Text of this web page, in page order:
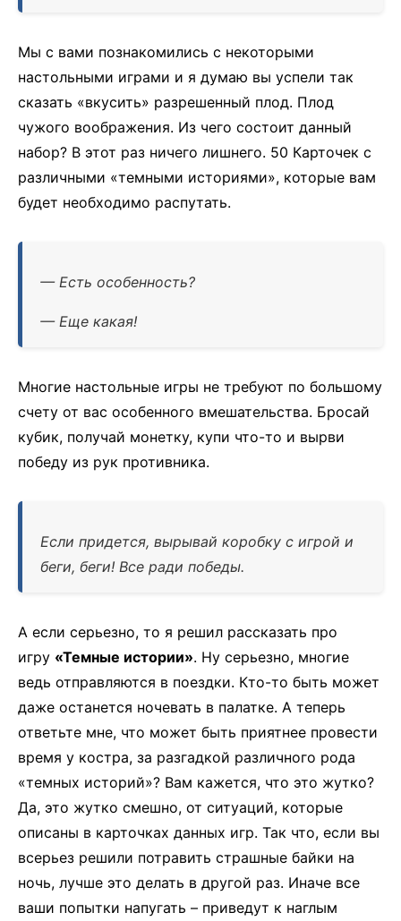
Мы с вами познакомились с некоторыми
настольными играми и я думаю вы успели так
сказать «вкусить» разрешенный плод. Плод
чужого воображения. Из чего состоит данный
набор? В этот раз ничего лишнего. 50 Карточек с
различными «темными историями», которые вам
будет необходимо распутать.
— Есть особенность?
— Еще какая!
Многие настольные игры не требуют по большому
счету от вас особенного вмешательства. Бросай
кубик, получай монетку, купи что-то и вырви
победу из рук противника.
Если придется, вырывай коробку с игрой и
беги, беги! Все ради победы.
А если серьезно, то я решил рассказать про
игру «Темные истории». Ну серьезно, многие
ведь отправляются в поездки. Кто-то быть может
даже останется ночевать в палатке. А теперь
ответьте мне, что может быть приятнее провести
время у костра, за разгадкой различного рода
«темных историй»? Вам кажется, что это жутко?
Да, это жутко смешно, от ситуаций, которые
описаны в карточках данных игр. Так что, если вы
всерьез решили потравить страшные байки на
ночь, лучше это делать в другой раз. Иначе все
ваши попытки напугать – приведут к наглым